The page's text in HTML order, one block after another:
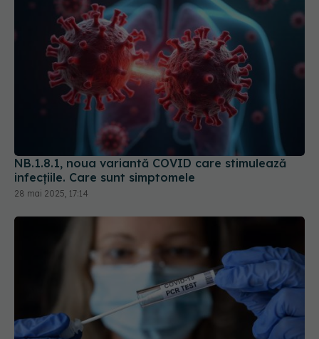
NB.1.8.1, noua variantă COVID care stimulează
infecțiile. Care sunt simptomele
28 mai 2025, 17:14